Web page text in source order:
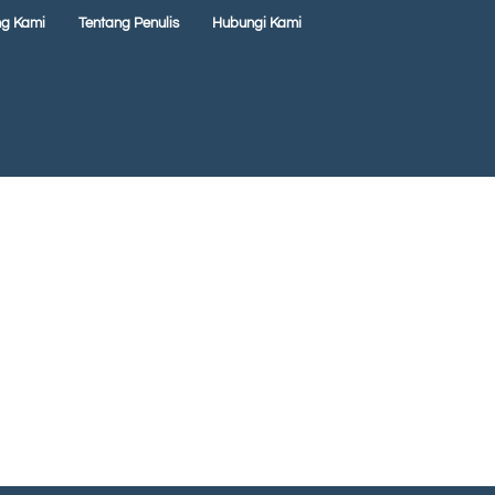
Kami Tentang Penulis Hubungi Kami